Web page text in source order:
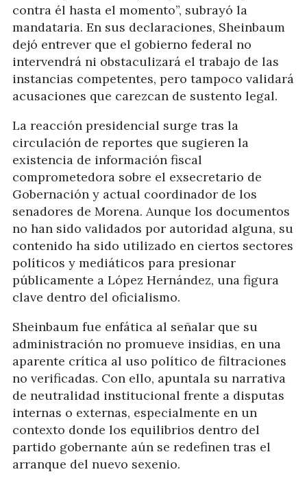
contra él hasta el momento”, subrayó la
mandataria. En sus declaraciones, Sheinbaum
dejó entrever que el gobierno federal no
intervendrá ni obstaculizará el trabajo de las
instancias competentes, pero tampoco validará
acusaciones que carezcan de sustento legal.
La reacción presidencial surge tras la
circulación de reportes que sugieren la
existencia de información fiscal
comprometedora sobre el exsecretario de
Gobernación y actual coordinador de los
senadores de Morena. Aunque los documentos
no han sido validados por autoridad alguna, su
contenido ha sido utilizado en ciertos sectores
políticos y mediáticos para presionar
públicamente a López Hernández, una figura
clave dentro del oficialismo.
Sheinbaum fue enfática al señalar que su
administración no promueve insidias, en una
aparente crítica al uso político de filtraciones
no verificadas. Con ello, apuntala su narrativa
de neutralidad institucional frente a disputas
internas o externas, especialmente en un
contexto donde los equilibrios dentro del
partido gobernante aún se redefinen tras el
arranque del nuevo sexenio.